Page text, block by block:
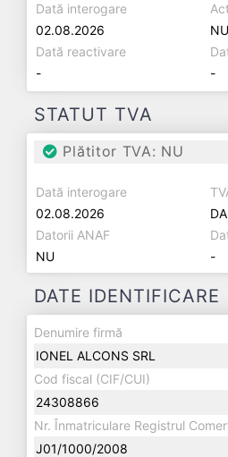
Dată interogare
02.08.2026
NU
Dată reactivare
-
-
STATUT TVA
Plătitor TVA: NU
Dată interogare
02.08.2026
DA
Datorii ANAF
NU
-
DATE IDENTIFICARE
Denumire firmă
IONEL ALCONS SRL
Cod fiscal (CIF/CUI)
24308866
Nr. Înmatriculare Registrul
J01/1000/2008